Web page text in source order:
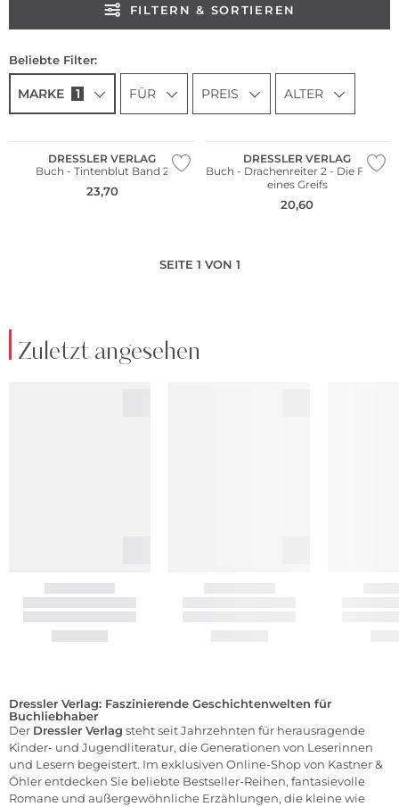
FILTERN & SORTIEREN
Beliebte Filter:
MARKE 1 FÜR PREIS ALTER
DRESSLER VERLAG
Buch - Tintenblut Band 2
23,70
DRESSLER VERLAG
Buch - Drachenreiter 2 - Die Feder
eines Greifs
20,60
SEITE 1 VON 1
Zuletzt angesehen
Dressler Verlag: Faszinierende Geschichtenwelten für
Buchliebhaber
Der Dressler Verlag steht seit Jahrzehnten für herausragende
Kinder- und Jugendliteratur, die Generationen von Leserinnen
und Lesern begeistert. Im exklusiven Online-Shop von Kastner &
Öhler entdecken Sie beliebte Bestseller-Reihen, fantasievolle
Romane und außergewöhnliche Erzählungen, die kleine wie